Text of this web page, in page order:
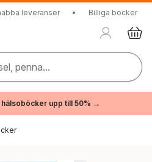
leveranser • Billiga böcker
penna...
hälsoböcker upp till 50% →